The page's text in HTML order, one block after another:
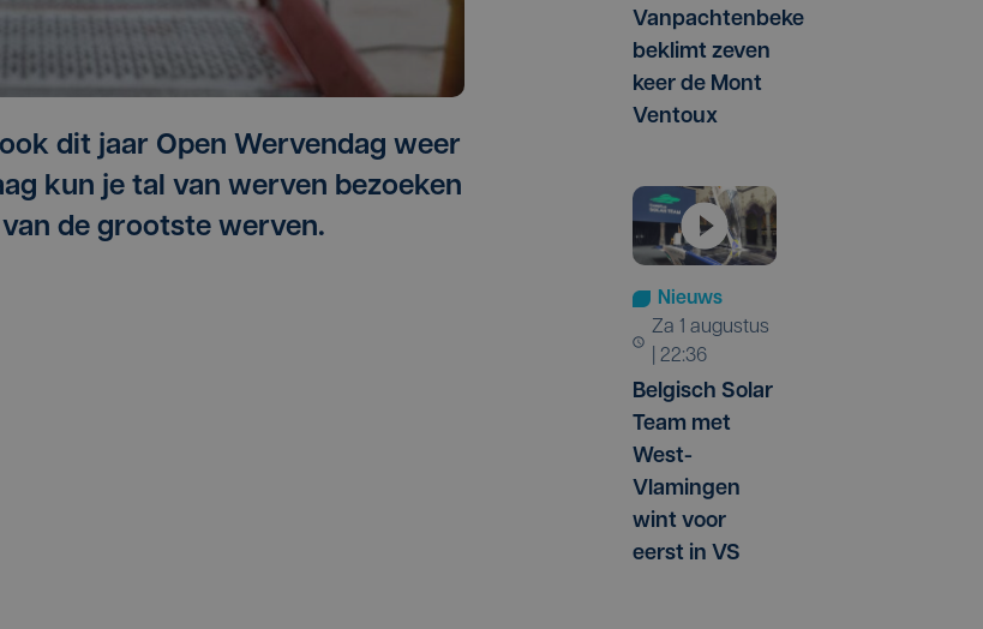
dit jaar Open Wervendag weer
kun je tal van werven bezoeken
de grootste werven.
Vanpachtenbeke
beklimt zeven
keer de Mont
Ventoux
Nieuws
za 1 augustus
| 22:36
Belgisch Solar
Team met
West-
Vlamingen
wint voor
eerst in VS